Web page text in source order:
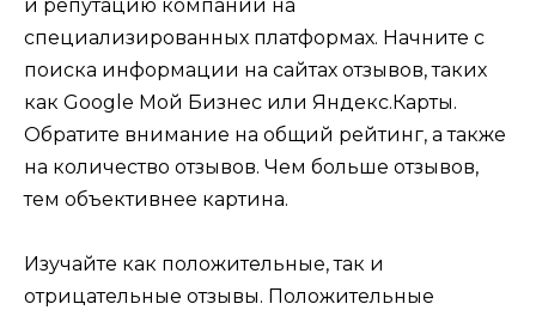
и репутацию компании на
специализированных платформах. Начните с
поиска информации на сайтах отзывов, таких
как Google Мой Бизнес или Яндекс.Карты.
Обратите внимание на общий рейтинг, а также
на количество отзывов. Чем больше отзывов,
тем объективнее картина.
Изучайте как положительные, так и
отрицательные отзывы. Положительные